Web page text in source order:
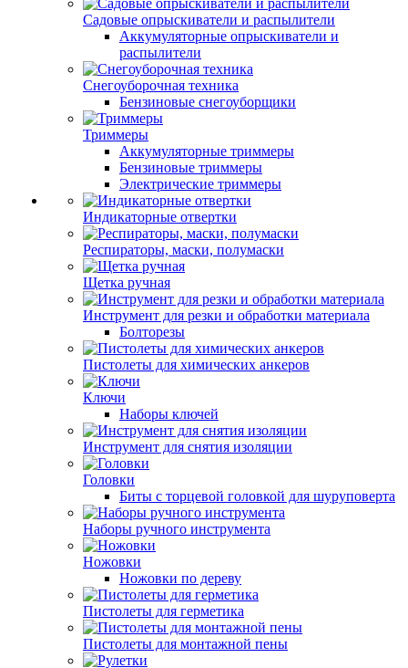
Садовые опрыскиватели и распылители
Аккумуляторные опрыскиватели и
распылители
Снегоуборочная техника
Бензиновые снегоуборщики
Триммеры
Аккумуляторные триммеры
Бензиновые триммеры
Электрические триммеры
Индикаторные отвертки
Респираторы, маски, полумаски
Щетка ручная
Инструмент для резки и обработки материала
Болторезы
Пистолеты для химических анкеров
Ключи
Наборы ключей
Инструмент для снятия изоляции
Головки
Биты с торцевой головкой для шуруповерта
Наборы ручного инструмента
Ножовки
Ножовки по дереву
Пистолеты для герметика
Пистолеты для монтажной пены